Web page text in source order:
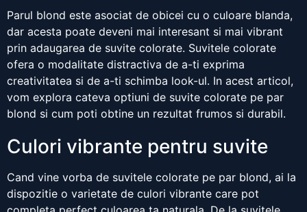
Parul blond este asociat de obicei cu o culoare blanda,
dar acesta poate deveni mai interesant si mai vibrant
prin adaugarea de suvite colorate. Suvitele colorate
ofera o modalitate distractiva de a-ti exprima
creativitatea si de a-ti schimba look-ul. In acest articol,
vom explora cateva optiuni de suvite colorate pe par
blond si cum poti obtine un rezultat frumos si durabil.
Culori vibrante pentru suvite
Cand vine vorba de suvitele colorate pe par blond, ai la
dispozitie o varietate de culori vibrante care pot